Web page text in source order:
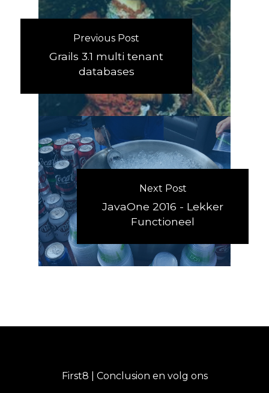
Previous Post
Grails 3.1 multi tenant
databases
Next Post
JavaOne 2016 - Lekker
Functioneel
First8 | Conclusion en volg ons